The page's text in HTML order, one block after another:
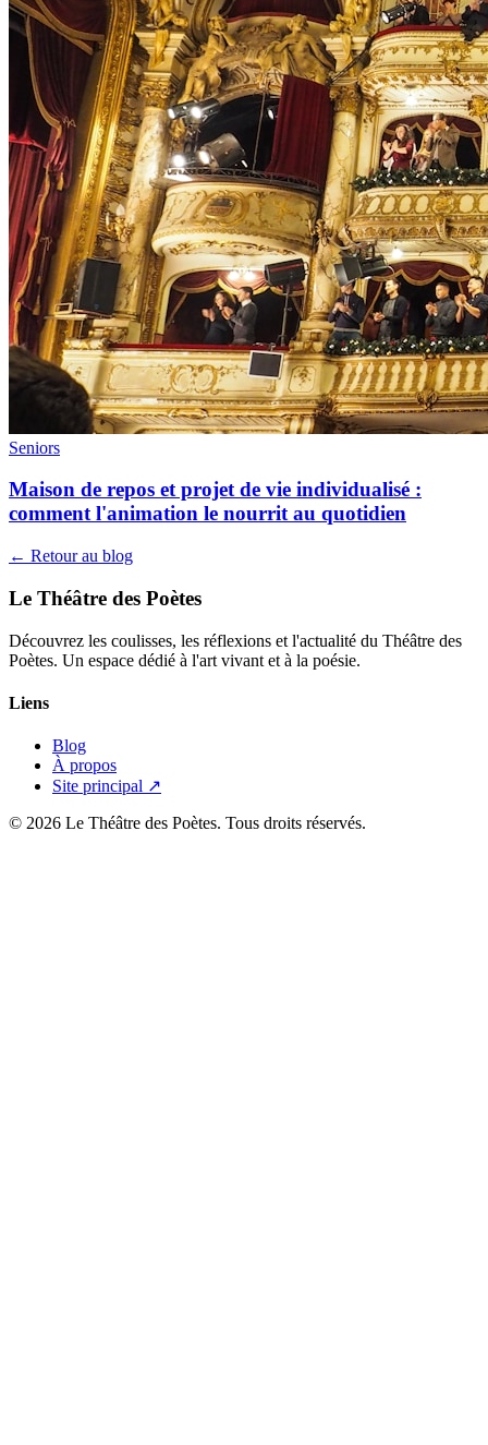
Seniors
Maison de repos et projet de vie individualisé :
comment l'animation le nourrit au quotidien
← Retour au blog
Le Théâtre des Poètes
Découvrez les coulisses, les réflexions et l'actualité du Théâtre des
Poètes. Un espace dédié à l'art vivant et à la poésie.
Liens
Blog
À propos
Site principal ↗
© 2026 Le Théâtre des Poètes. Tous droits réservés.